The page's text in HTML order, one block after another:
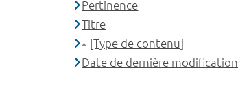
Pertinence
Titre
[Type de contenu]
Date de dernière modification